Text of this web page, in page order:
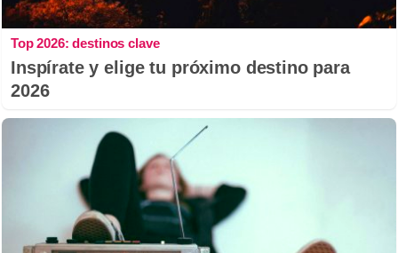
Top 2026: destinos clave
Inspírate y elige tu próximo destino para
2026